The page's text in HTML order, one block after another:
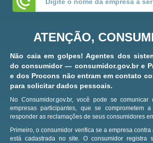
ATENÇÃO,
Não caia em golpes! Agentes dos
do consumidor — consumidor.gov.br e
e dos Procons não entram em contato
para solicitar dados pessoais.
No Consumidor.gov.br, você pode se comunicar
empresas participantes, que se comprometem
responder as reclamações de seus consumidores
Primeiro, o consumidor verifica se a empresa
está cadastrada no site.O consumidor registra